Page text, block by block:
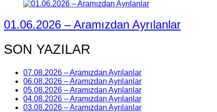
01.06.2026 – Aramızdan Ayrılanlar
SON YAZILAR
07.08.2026 – Aramızdan Ayrılanlar
06.08.2026 – Aramızdan Ayrılanlar
05.08.2026 – Aramızdan Ayrılanlar
04.08.2026 – Aramızdan Ayrılanlar
03.08.2026 – Aramızdan Ayrılanlar